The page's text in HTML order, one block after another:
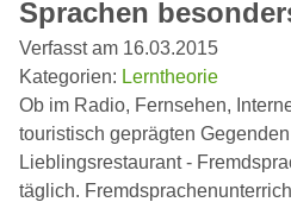
Sprachen
Verfasst am 16.03.2015
Kategorien: Lerntheorie
Ob im Radio, Fernsehen,
touristisch geprägten
Lieblingsrestaurant -
täglich.